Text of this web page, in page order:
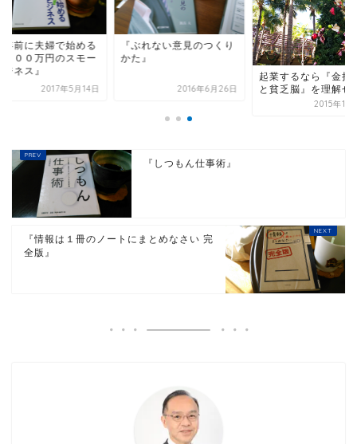
年前に夫婦で始める
３００万円のスモー
ネス』
2017年5月14日
『ぶれない意見のつくり
かた』
2016年6月26日
起業するなら『金持
と貧乏脳』を理解せ
2015年10
『しつもん仕事術』
『情報は１冊のノートにまとめなさい 完
全版』